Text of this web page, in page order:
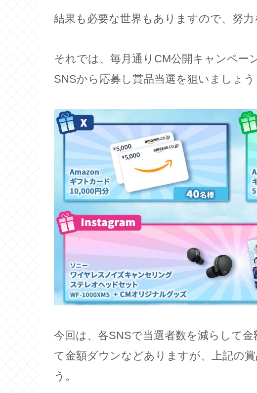
結果も必要な世界もありますので、努
それでは、毎月通りCM公開キャンペー
SNSから応募し賞品当選を狙いましょう
今回は、各SNSで当選者数を減らして
て金額ダウンなどありますが、上記の
う。